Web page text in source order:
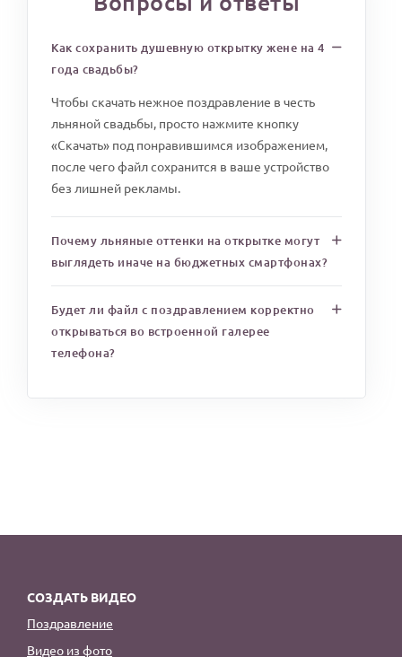
Как сохранить душевную открытку жене на 4
года свадьбы?
Чтобы скачать нежное поздравление в честь
льняной свадьбы, просто нажмите кнопку
«Скачать» под понравившимся изображением,
после чего файл сохранится в ваше устройство
без лишней рекламы.
Почему льняные оттенки на открытке могут
выглядеть иначе на бюджетных смартфонах?
Будет ли файл с поздравлением корректно
открываться во встроенной галерее
телефона?
СОЗДАТЬ ВИДЕО
Поздравление
Видео из фото